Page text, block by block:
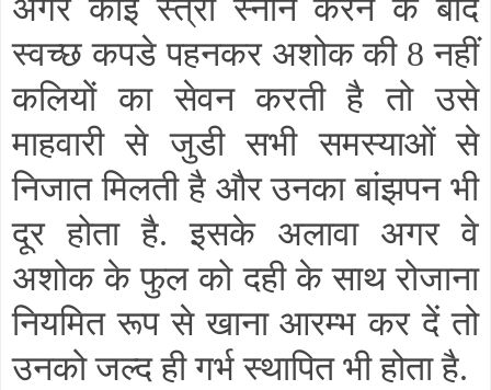
अगर कोई स्त्री स्नान करने के बाद
स्वच्छ कपडे पहनकर अशोक की 8 नहीं
कलियों का सेवन करती है तो उसे
माहवारी से जुडी सभी समस्याओं से
निजात मिलती है और उनका बांझपन भी
दूर होता है. इसके अलावा अगर वे
अशोक के फुल को दही के साथ रोजाना
नियमित रूप से खाना आरम्भ कर दें तो
उनको जल्द ही गर्भ स्थापित भी होता है.